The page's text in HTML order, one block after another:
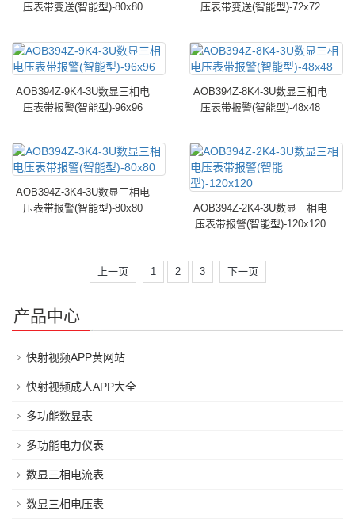
压表带变送(智能型)-80x80
压表带变送(智能型)-72x72
AOB394Z-9K4-3U数显三相电
压表带报警(智能型)-96x96
AOB394Z-8K4-3U数显三相电
压表带报警(智能型)-48x48
AOB394Z-3K4-3U数显三相电
压表带报警(智能型)-80x80
AOB394Z-2K4-3U数显三相电
压表带报警(智能型)-120x120
上一页 1 2 3 下一页
产品中心
快射视频APP黄网站
快射视频成人APP大全
多功能数显表
多功能电力仪表
数显三相电流表
数显三相电压表